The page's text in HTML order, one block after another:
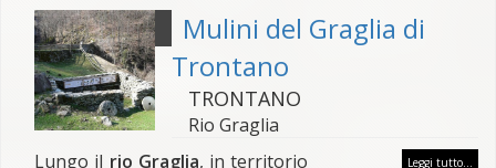
Mulini del Graglia di
Trontano
TRONTANO
Rio Graglia
Lungo il rio Graglia, in territorio
Leggi tutto...